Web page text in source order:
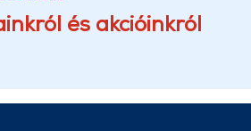
és akcióinkról